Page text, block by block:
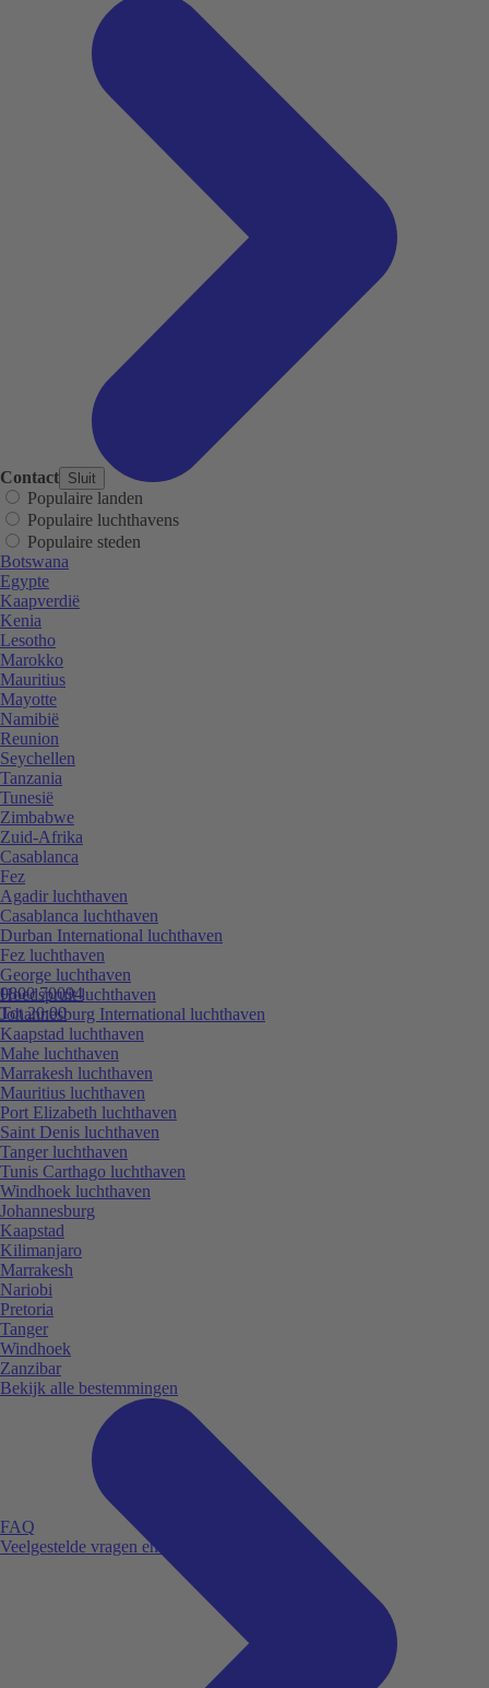
Contact Sluit
0800 70094
Tot 20:00
FAQ
Veelgestelde vragen en antwoorden.
Populaire landen
Populaire luchthavens
Populaire steden
Botswana
Egypte
Kaapverdië
Kenia
Lesotho
Marokko
Mauritius
Mayotte
Namibië
Reunion
Seychellen
Tanzania
Tunesië
Zimbabwe
Zuid-Afrika
Casablanca
Fez
Agadir luchthaven
Casablanca luchthaven
Durban International luchthaven
Fez luchthaven
George luchthaven
Hoedspruit luchthaven
Johannesburg International luchthaven
Kaapstad luchthaven
Mahe luchthaven
Marrakesh luchthaven
Mauritius luchthaven
Port Elizabeth luchthaven
Saint Denis luchthaven
Tanger luchthaven
Tunis Carthago luchthaven
Windhoek luchthaven
Johannesburg
Kaapstad
Kilimanjaro
Marrakesh
Nariobi
Pretoria
Tanger
Windhoek
Zanzibar
Bekijk alle bestemmingen